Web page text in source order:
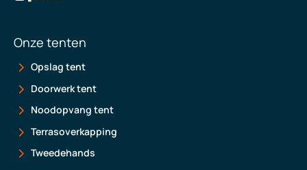
Onze tenten
Opslag tent
Doorwerk tent
Noodopvang tent
Terrasoverkapping
Tweedehands